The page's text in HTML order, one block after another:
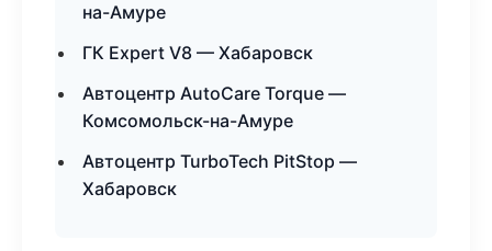
на-Амуре
ГК Expert V8 — Хабаровск
Автоцентр AutoCare Torque —
Комсомольск-на-Амуре
Автоцентр TurboTech PitStop —
Хабаровск